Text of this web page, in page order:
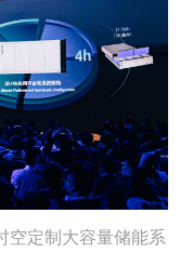
空定制大容量储能系